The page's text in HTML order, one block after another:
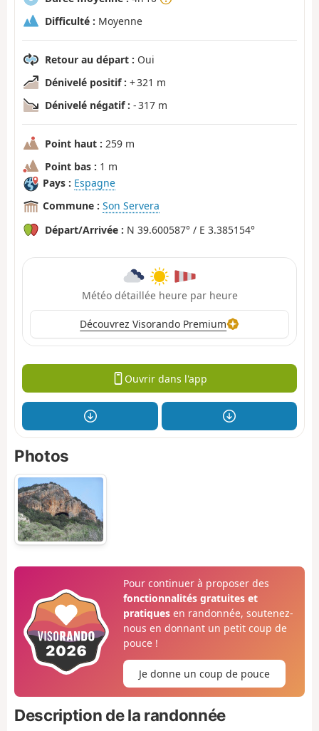
Difficulté : Moyenne
Retour au départ : Oui
Dénivelé positif : + 321 m
Dénivelé négatif : - 317 m
Point haut : 259 m
Point bas : 1 m
Pays : Espagne
Commune : Son Servera
Départ/Arrivée : N 39.600587° / E 3.385154°
Météo détaillée heure par heure
Découvrez Visorando Premium
Ouvrir dans l'app
Photos
Pour continuer à proposer des
fonctionnalités gratuites et
pratiquesen randonnée, soutenez-
nous en donnant un petit coup de
pouce !
Je donne un coup de pouce
Description de la randonnée